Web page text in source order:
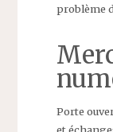
problème
Porte